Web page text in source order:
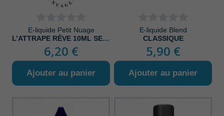
E-liquide Petit Nuage
L’ATTRAPE RÊVE 10ML SEL DE NICOTINE
6,20 €
Ajouter au panier
E-liquide Blend
CLASSIQUE
5,90 €
Ajouter au panier